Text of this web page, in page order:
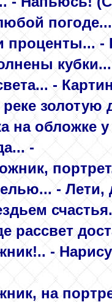
проценты... -
-
на обложке
-
-
рассвет
-
на